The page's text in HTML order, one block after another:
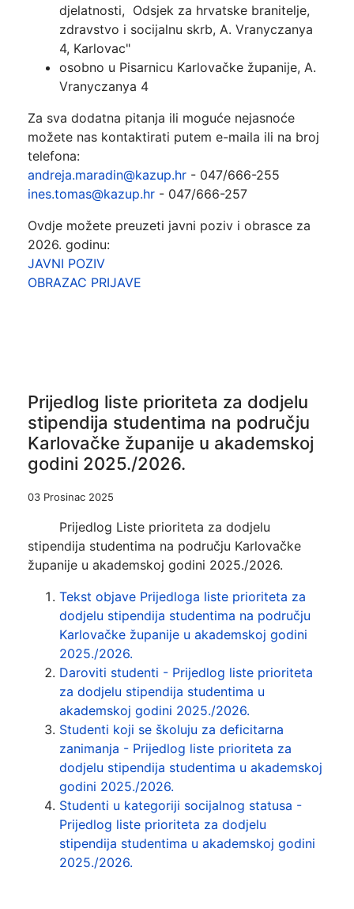
djelatnosti, Odsjek za hrvatske branitelje,
zdravstvo i socijalnu skrb, A. Vranyczanya
4, Karlovac"
osobno u Pisarnicu Karlovačke županije, A.
Vranyczanya 4
Za sva dodatna pitanja ili moguće nejasnoće
možete nas kontaktirati putem e-maila ili na broj
telefona:
andreja.maradin@kazup.hr - 047/666-255
ines.tomas@kazup.hr - 047/666-257
Ovdje možete preuzeti javni poziv i obrasce za
2026. godinu:
JAVNI POZIV
OBRAZAC PRIJAVE
Prijedlog liste prioriteta za dodjelu
stipendija studentima na području
Karlovačke županije u akademskoj
godini 2025./2026.
03 Prosinac 2025
Prijedlog Liste prioriteta za dodjelu
stipendija studentima na području Karlovačke
županije u akademskoj godini 2025./2026.
Tekst objave Prijedloga liste prioriteta za
dodjelu stipendija studentima na području
Karlovačke županije u akademskoj godini
2025./2026.
Daroviti studenti - Prijedlog liste prioriteta
za dodjelu stipendija studentima u
akademskoj godini 2025./2026.
Studenti koji se školuju za deficitarna
zanimanja - Prijedlog liste prioriteta za
dodjelu stipendija studentima u akademskoj
godini 2025./2026.
Studenti u kategoriji socijalnog statusa -
Prijedlog liste prioriteta za dodjelu
stipendija studentima u akademskoj godini
2025./2026.